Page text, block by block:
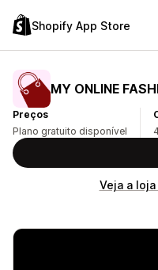
Shopify App Store
MY ONLINE
Preços
Plano gratuito disponível
Veja a